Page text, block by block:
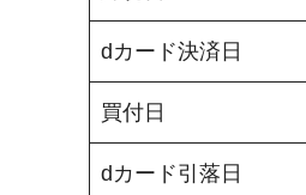
dカード決済日
買付日
dカード引落日